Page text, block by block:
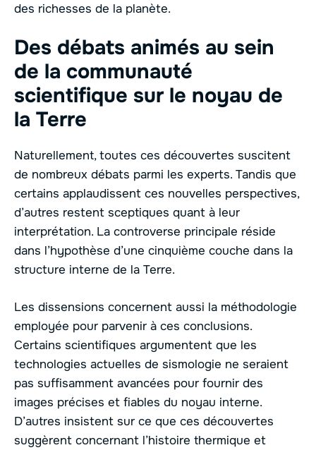
des richesses de la planète.
Des débats animés au sein
de la communauté
scientifique sur le noyau de
la Terre
Naturellement, toutes ces découvertes suscitent
de nombreux débats parmi les experts. Tandis que
certains applaudissent ces nouvelles perspectives,
d’autres restent sceptiques quant à leur
interprétation. La controverse principale réside
dans l’hypothèse d’une cinquième couche dans la
structure interne de la Terre.
Les dissensions concernent aussi la méthodologie
employée pour parvenir à ces conclusions.
Certains scientifiques argumentent que les
technologies actuelles de sismologie ne seraient
pas suffisamment avancées pour fournir des
images précises et fiables du noyau interne.
D’autres insistent sur ce que ces découvertes
suggèrent concernant l’histoire thermique et